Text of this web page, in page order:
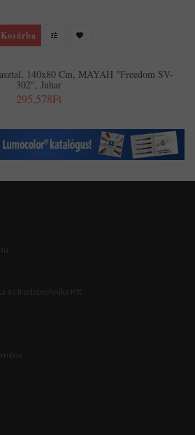
Kosárba
140x80 Cm, MAYAH "Freedom SV-
302", Juhar
295,578Ft
és Irodatechnika Kft.